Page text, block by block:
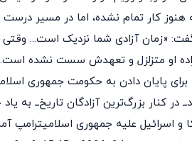
کار تمام نشده، اما در مسیر درست
«زمان آزادی شما نزدیک است...
برای پایان دادن به حکومت جمهوری
در کنار بزرگ‌ترین آزادگان تاریخ‌ــ به